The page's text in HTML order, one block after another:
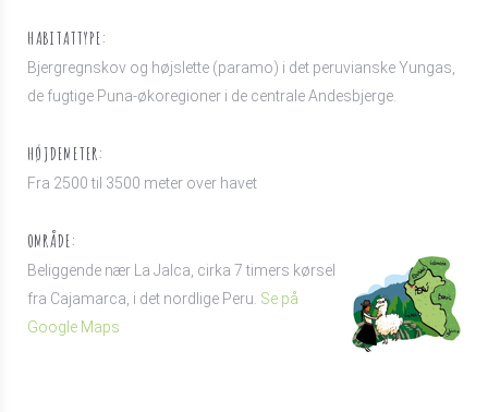
HABITATTYPE:
Bjergregnskov og højslette (paramo) i det peruvianske Yungas,
de fugtige Puna-økoregioner i de centrale Andesbjerge.
HØJDEMETER:
Fra 2500 til 3500 meter over havet
OMRÅDE:
Beliggende nær La Jalca, cirka 7 timers kørsel
fra Cajamarca, i det nordlige Peru. Se på
Google Maps